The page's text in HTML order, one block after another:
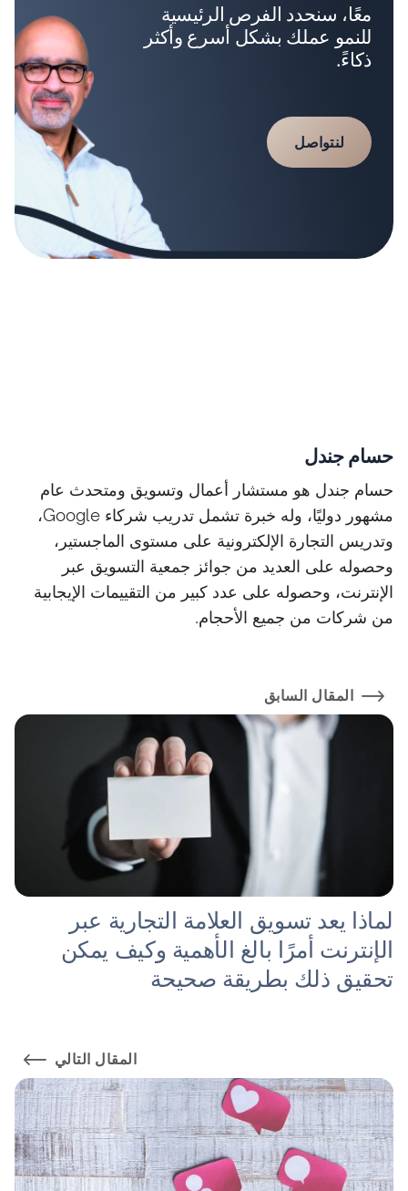
معًا، سنحدد الفرص الرئيسية
للنمو عملك بشكل أسرع وأكثر
ذكاءً.
لنتواصل
حسام جندل
حسام جندل هو مستشار أعمال وتسويق ومتحدث عام
مشهور دوليًا، وله خبرة تشمل تدريب شركاء Google،
وتدريس التجارة الإلكترونية على مستوى الماجستير،
وحصوله على العديد من جوائز جمعية التسويق عبر
الإنترنت، وحصوله على عدد كبير من التقييمات الإيجابية
من شركات من جميع الأحجام.
المقال السابق
لماذا يعد تسويق العلامة التجارية عبر
الإنترنت أمرًا بالغ الأهمية وكيف يمكن
تحقيق ذلك بطريقة صحيحة
المقال التالي